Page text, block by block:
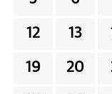
12 13
19 20